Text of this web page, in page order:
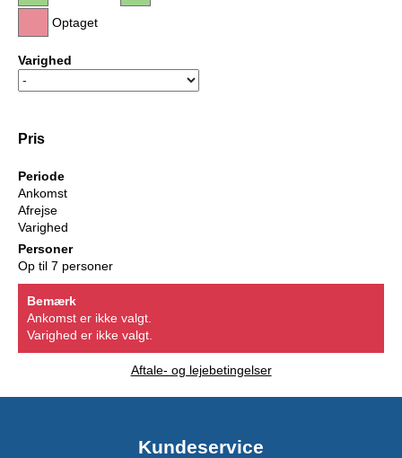
Optaget
Varighed
Pris
Periode
Ankomst
Afrejse
Varighed
Personer
Op til 7 personer
Bemærk
Ankomst er ikke valgt.
Varighed er ikke valgt.
Aftale- og lejebetingelser
Kundeservice